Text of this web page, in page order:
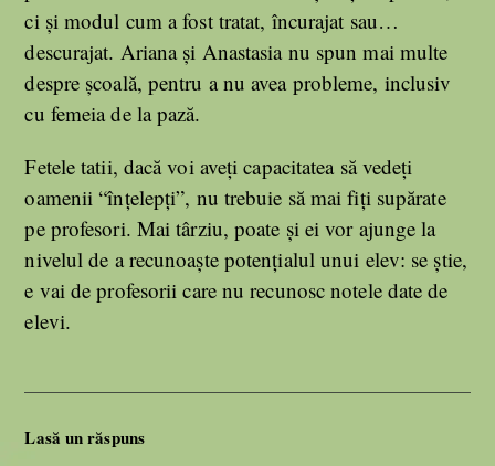
ci și modul cum a fost tratat, încurajat sau…
descurajat. Ariana și Anastasia nu spun mai multe
despre școală, pentru a nu avea probleme, inclusiv
cu femeia de la pază.
Fetele tatii, dacă voi aveți capacitatea să vedeți
oamenii “înțelepți”, nu trebuie să mai fiți supărate
pe profesori. Mai târziu, poate și ei vor ajunge la
nivelul de a recunoaște potențialul unui elev: se știe,
e vai de profesorii care nu recunosc notele date de
elevi.
Lasă un răspuns